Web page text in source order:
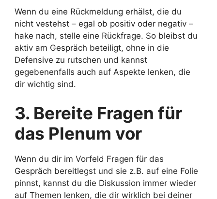
Wenn du eine Rückmeldung erhälst, die du
nicht vestehst – egal ob positiv oder negativ –
hake nach, stelle eine Rückfrage. So bleibst du
aktiv am Gespräch beteiligt, ohne in die
Defensive zu rutschen und kannst
gegebenenfalls auch auf Aspekte lenken, die
dir wichtig sind.
3. Bereite Fragen für
das Plenum vor
Wenn du dir im Vorfeld Fragen für das
Gespräch bereitlegst und sie z.B. auf eine Folie
pinnst, kannst du die Diskussion immer wieder
auf Themen lenken, die dir wirklich bei deiner